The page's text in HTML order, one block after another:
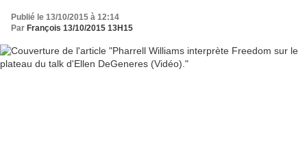
Publié le 13/10/2015 à 12:14
Par François 13/10/2015 13H15